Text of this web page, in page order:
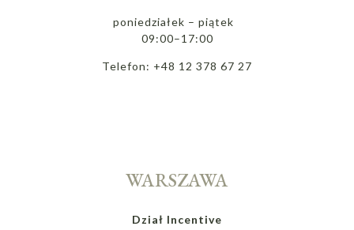
poniedziałek – piątek
09:00–17:00
Telefon: +48 12 378 67 27
WARSZAWA
Dział Incentive